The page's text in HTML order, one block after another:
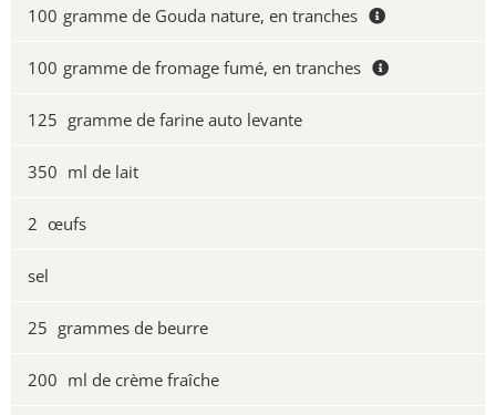
100 gramme de Gouda nature, en tranches
100 gramme de fromage fumé, en tranches
125 gramme de farine auto levante
350 ml de lait
2 œufs
sel
25 grammes de beurre
200 ml de crème fraîche